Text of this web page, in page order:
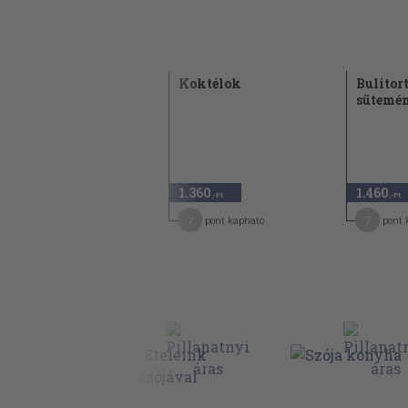
Koktélok
1.360 ,-Ft
pont kapható
1.460 ,-Ft
pont